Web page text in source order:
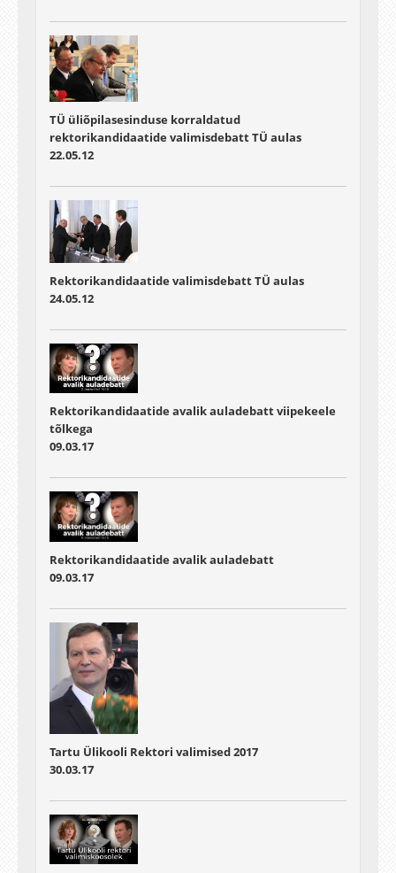
TÜ üliõpilasesinduse korraldatud
rektorikandidaatide valimisdebatt TÜ aulas
22.05.12
Rektorikandidaatide valimisdebatt TÜ aulas
24.05.12
Rektorikandidaatide avalik auladebatt viipekeele
tõlkega
09.03.17
Rektorikandidaatide avalik auladebatt
09.03.17
Tartu Ülikooli Rektori valimised 2017
30.03.17